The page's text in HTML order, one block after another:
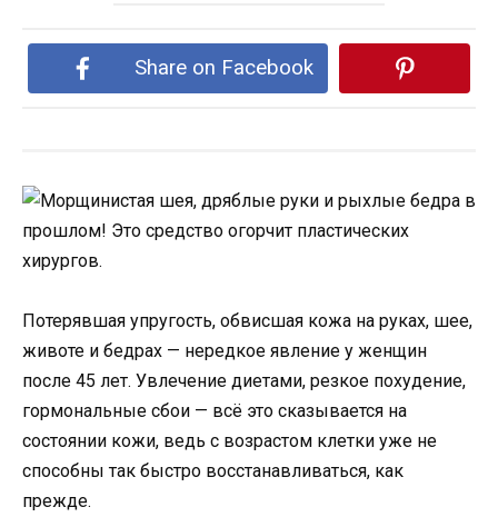
Share on Facebook
Потерявшая упругость, обвисшая кожа на руках, шее,
животе и бедрах — нередкое явление у женщин
после 45 лет. Увлечение диетами, резкое похудение,
гормональные сбои — всё это сказывается на
состоянии кожи, ведь с возрастом клетки уже не
способны так быстро восстанавливаться, как
прежде.